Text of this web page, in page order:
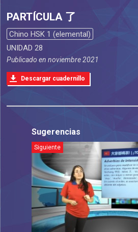
PARTÍCULA 了
Chino HSK 1 (elemental)
UNIDAD 28
Publicado ennoviembre 2021
Descargar cuadernillo
Sugerencias
Siguiente